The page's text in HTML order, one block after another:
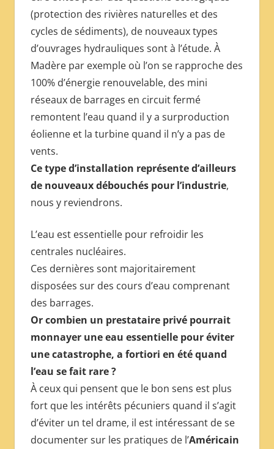
(protection des rivières naturelles et des
cycles de sédiments), de nouveaux types
d’ouvrages hydrauliques sont à l’étude. À
Madère par exemple où l’on se rapproche des
100% d’énergie renouvelable, des mini
réseaux de barrages en circuit fermé
remontent l’eau quand il y a surproduction
éolienne et la turbine quand il n’y a pas de
vents.
Ce type d’installation représente d’ailleurs
de nouveaux débouchés pour l’industrie,
nous y reviendrons.
L’eau est essentielle pour refroidir les
centrales nucléaires.
Ces dernières sont majoritairement
disposées sur des cours d’eau comprenant
des barrages.
Or combien un prestataire privé pourrait
monnayer une eau essentielle pour éviter
une catastrophe, a fortiori en été quand
l’eau se fait rare ?
À ceux qui pensent que le bon sens est plus
fort que les intérêts pécuniers quand il s’agit
d’éviter un tel drame, il est intéressant de se
documenter sur les pratiques de l’Américain